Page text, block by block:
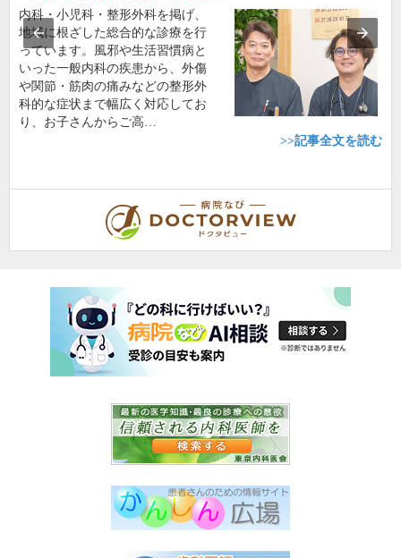
内科・小児科・整形外科を掲げ、
地域に根ざした総合的な診療を行
っています。風邪や生活習慣病と
いった一般内科の疾患から、外傷
や関節・筋肉の痛みなどの整形外
科的な症状まで幅広く対応してお
り、お子さんからご高…
>>記事全文を読む